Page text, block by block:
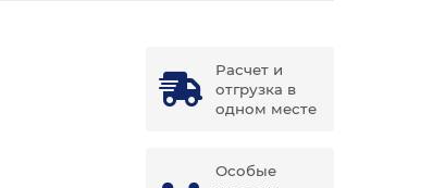
Расчет и
отгрузка в
одном месте
Особые